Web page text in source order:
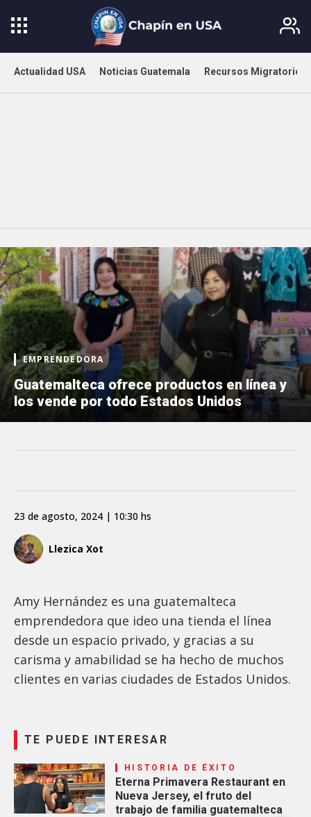
Actualidad USA Noticias Guatemala Recursos Migratorios
EMPRENDEDORA
Guatemalteca ofrece productos en línea y
los vende por todo Estados Unidos
Llezica Xot
23 de agosto, 2024 | 10:30 hs
Amy Hernández es una guatemalteca
emprendedora que ideo una tienda el línea
desde un espacio privado, y gracias a su
carisma y amabilidad se ha hecho de muchos
clientes en varias ciudades de Estados Unidos.
TE PUEDE INTERESAR
HISTORIA DE ÉXITO
Eterna Primavera Restaurant en
Nueva Jersey, el fruto del
trabajo de familia guatemalteca